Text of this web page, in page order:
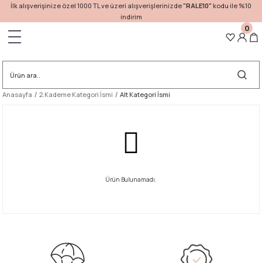
İlk alışverişinize özel 1000 TL ve üzeri alışverişlerinizde"RALE10" kodu ile %10
indirim
0
Anasayfa 2.Kademe Kategori İsmi Alt Kategori İsmi
Ürün Bulunamadı.